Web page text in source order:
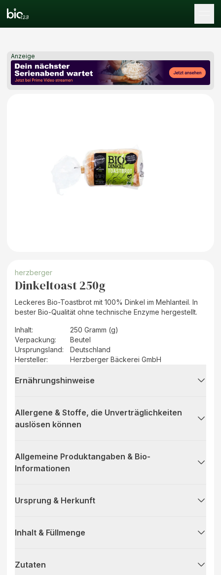
Anzeige
herzberger
Dinkeltoast 250g
Leckeres Bio-Toastbrot mit 100% Dinkel im Mehlanteil. In
bester Bio-Qualität ohne technische Enzyme hergestellt.
Inhalt:
250 Gramm (g)
Verpackung:
Beutel
Ursprungsland:
Deutschland
Hersteller: Herzberger Bäckerei GmbH
Ernährungshinweise
Allergene & Stoffe, die Unverträglichkeiten
auslösen können
Allgemeine Produktangaben & Bio-
Informationen
Ursprung & Herkunft
Inhalt & Füllmenge
Zutaten